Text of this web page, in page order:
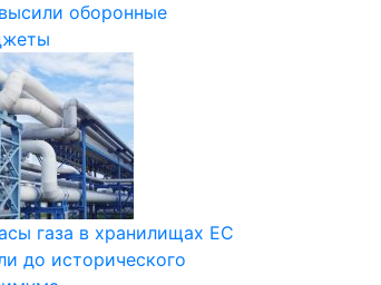
оборонные
газа в хранилищах ЕС
до исторического